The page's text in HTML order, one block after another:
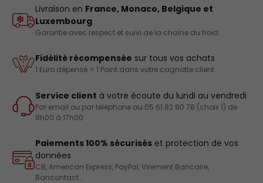
Livraison en France, Monaco, Belgique et
Luxembourg
Garantie avec respect et suivi de la chaîne du froid
Fidélité récompensée sur tous vos achats
1 Euro dépensé = 1 Point dans votre cagnotte client
Service client à votre écoute du lundi au vendredi
Par email ou par téléphone au 05 61 82 80 78 (choix 1) de
8h00 à 17h00
Paiements 100% sécurisés et protection de vos
données
CB, American Express, PayPal, Virement Bancaire,
Bancontact…